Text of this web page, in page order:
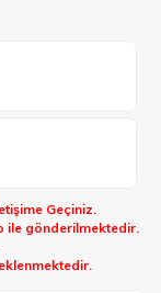
Geçiniz.
ile gönderilmektedir.